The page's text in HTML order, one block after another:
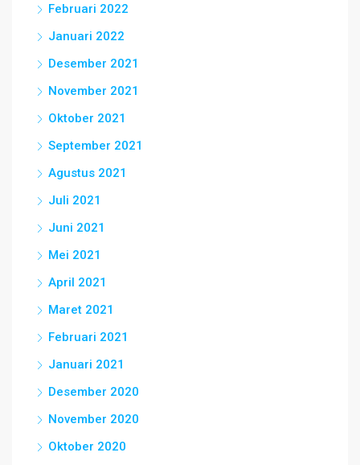
Februari 2022
Januari 2022
Desember 2021
November 2021
Oktober 2021
September 2021
Agustus 2021
Juli 2021
Juni 2021
Mei 2021
April 2021
Maret 2021
Februari 2021
Januari 2021
Desember 2020
November 2020
Oktober 2020